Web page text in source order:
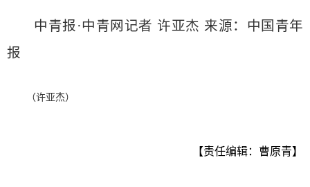
中青报·中青网记者 许亚杰 来源：中国青年
报
（许亚杰）
【责任编辑：曹原青】